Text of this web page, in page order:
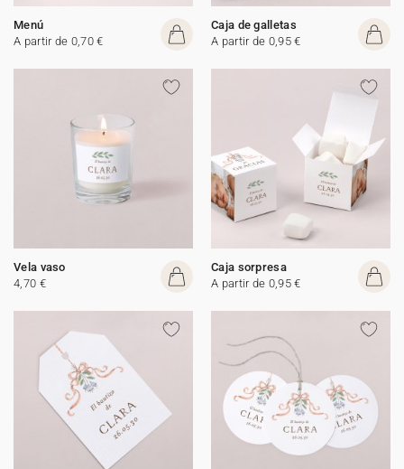
Menú
A partir de 0,70 €
Caja de galletas
A partir de 0,95 €
Vela vaso
4,70 €
Caja sorpresa
A partir de 0,95 €